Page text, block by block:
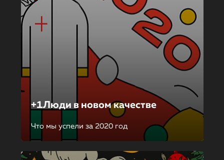
+1Люди в новом качестве
Что мы успели за 2020 год